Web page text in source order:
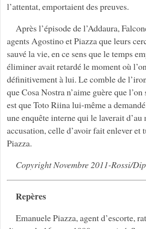
l’attentat, emportaient des preuves.
Après l’épisode de l’Addaura,
agents Agostino et Piazza que leurs
sauvé la vie, en ce sens que le temps
éliminer avait retardé le moment où
définitivement à lui. Le comble de
que Cosa Nostra n’aime guère que l’on
est que Toto Riina lui-même a
une enquête interne qui le laverait d’au
accusation, celle d’avoir fait enlever et
Piazza.
Copyright Novembre 2011-Rossi/
Repères
Emanuele Piazza, agent d’escorte,